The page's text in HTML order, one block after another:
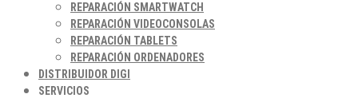
REPARACIÓN SMARTWATCH
REPARACIÓN VIDEOCONSOLAS
REPARACIÓN TABLETS
REPARACIÓN ORDENADORES
DISTRIBUIDOR DIGI
SERVICIOS